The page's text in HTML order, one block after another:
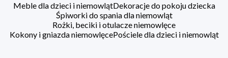
Meble dla dzieci i niemowlątDekoracje do pokoju dziecka
Śpiworki do spania dla niemowląt
Rożki, beciki i otulacze niemowlęce
Kokony i gniazda niemowlęcePościele dla dzieci i niemowląt